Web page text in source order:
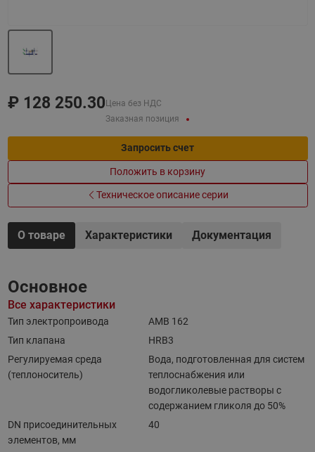
₽ 128 250.30 Цена без НДС
Заказная позиция
Запросить счет
Положить в корзину
Техническое описание серии
О товаре Характеристики Документация
Основное
Все характеристики
Тип электропроивода
AMB 162
Тип клапана
HRB3
Регулируемая среда
(теплоноситель)
Вода, подготовленная для систем
теплоснабжения или
водогликолевые растворы с
содержанием гликоля до 50%
DN присоединительных
элементов, мм
40